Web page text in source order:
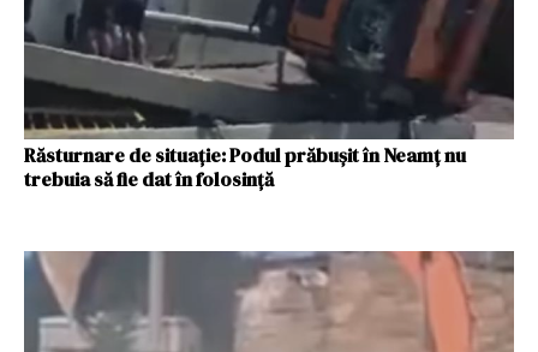
Răsturnare de situație: Podul prăbușit în Neamț nu
trebuia să fie dat în folosință